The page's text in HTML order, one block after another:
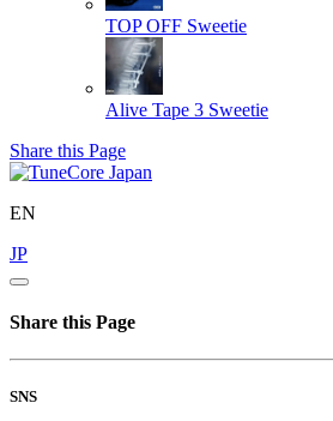
TOP OFF Sweetie
Alive Tape 3 Sweetie
Share this Page
EN
JP
Share this Page
SNS